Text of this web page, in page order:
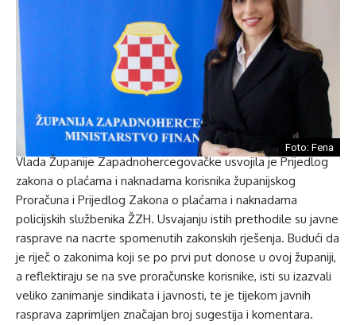
Foto: Fena
Vlada Županije Zapadnohercegovačke usvojila je Prijedlog
zakona o plaćama i naknadama korisnika županijskog
Proračuna i Prijedlog Zakona o plaćama i naknadama
policijskih službenika ŽZH. Usvajanju istih prethodile su javne
rasprave na nacrte spomenutih zakonskih rješenja. Budući da
je riječ o zakonima koji se po prvi put donose u ovoj županiji,
a reflektiraju se na sve proračunske korisnike, isti su izazvali
veliko zanimanje sindikata i javnosti, te je tijekom javnih
rasprava zaprimljen značajan broj sugestija i komentara.